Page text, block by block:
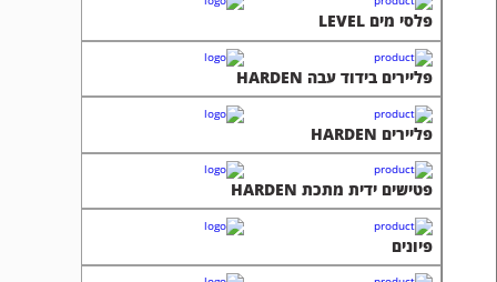
פלסי מים LEVEL
פליירים בידוד עבה HARDEN
פליירים HARDEN
פטישים ידית מתכת HARDEN
פיונים